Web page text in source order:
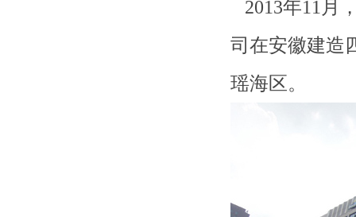
2013年11月
司在安徽建造
瑶海区。